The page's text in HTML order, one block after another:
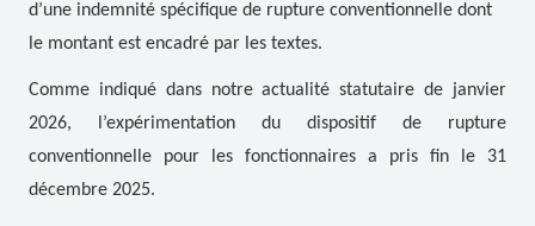
d’une indemnité spécifique de rupture conventionnelle dont
le montant est encadré par les textes.
Comme indiqué dans notre actualité statutaire de janvier
2026, l’expérimentation du dispositif de rupture
conventionnelle pour les fonctionnaires a pris fin le 31
décembre 2025.